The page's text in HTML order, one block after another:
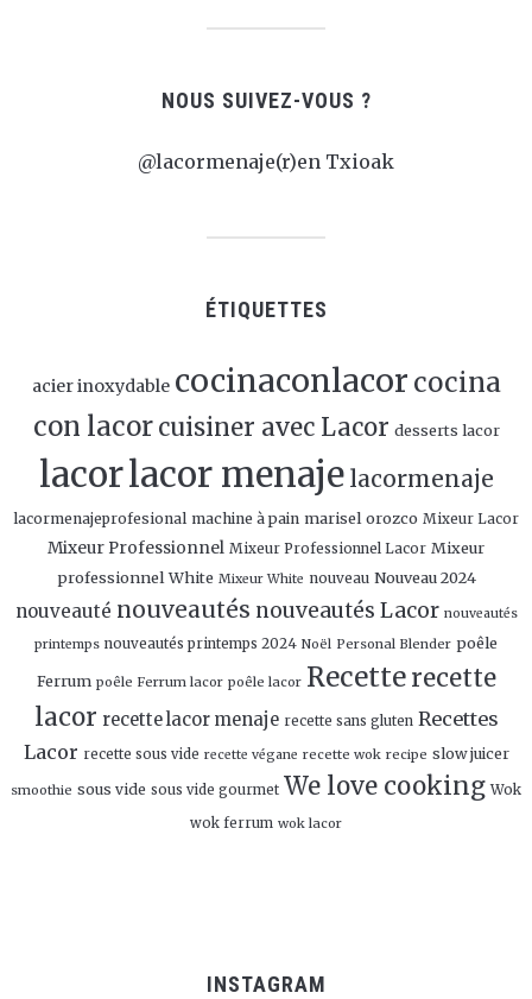
NOUS SUIVEZ-VOUS ?
@lacormenaje(r)en Txioak
ÉTIQUETTES
acier inoxydable cocinaconlacor cocina
con lacor cuisiner avec Lacor desserts lacor
lacorlacor menaje lacormenaje
lacormenajeprofesional machine à pain marisel orozco Mixeur Lacor
Mixeur Professionnel Mixeur Professionnel Lacor Mixeur
professionnel White Mixeur White nouveau Nouveau 2024
nouveauté nouveautés nouveautés Lacor nouveautés
printemps nouveautés printemps 2024 Noël Personal Blender poêle
Ferrum poêle Ferrum lacor poêle lacor Recette recette
lacor recette lacor menaje recette sans gluten Recettes
Lacor recette sous vide recette végane recette wok recipe slow juicer
smoothie sous vide sous vide gourmet We love cooking Wok
wok ferrum wok lacor
INSTAGRAM